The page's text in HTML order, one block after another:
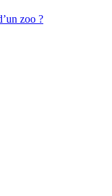
zoo ?